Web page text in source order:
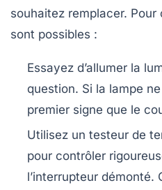
souhaitez remplacer.
sont possibles :
Essayez d’allumer la
question. Si la lampe ne
premier signe que le
Utilisez un testeur de
pour contrôler
l’interrupteur